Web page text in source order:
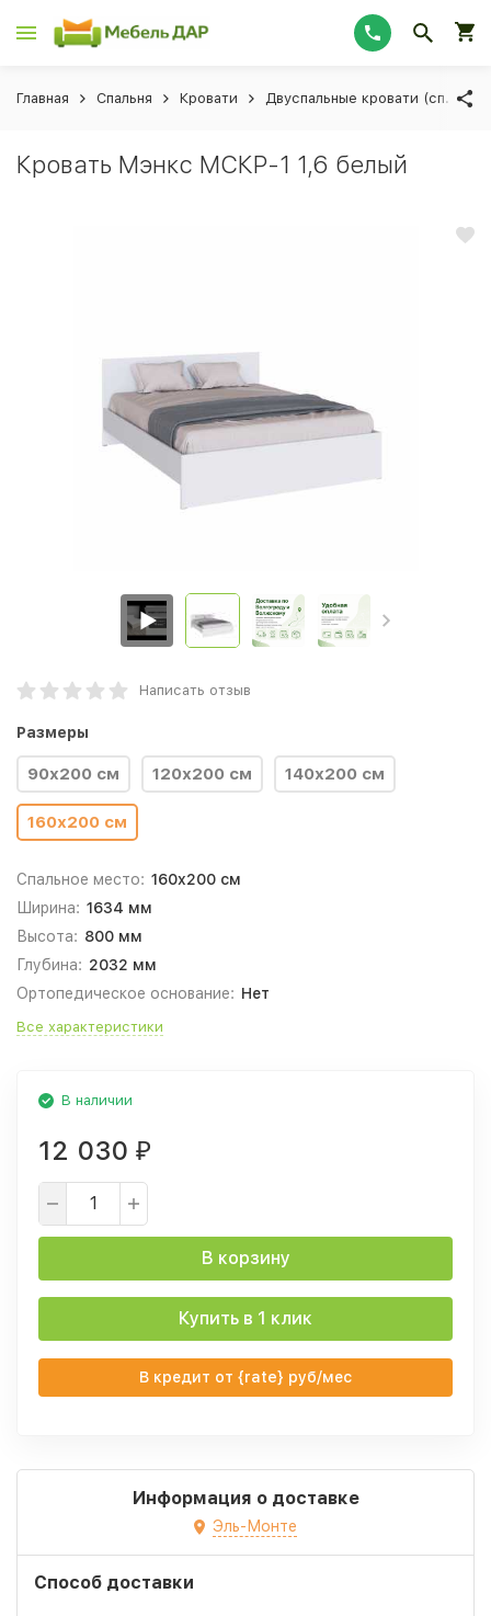
Главная Спальня Кровати Двуспальные кровати (сп.
Кровать Мэнкс МСКР-1 1,6 белый
Написать отзыв
Размеры
90х200 см 120х200 см 140х200 см
160х200 см
Спальное место: 160x200 см
Ширина: 1634 мм
Высота: 800 мм
Глубина: 2032 мм
Ортопедическое основание: Нет
Все характеристики
В наличии
12 030 ₽
В корзину
Купить в 1 клик
В кредит от {rate} руб/мес
Информация о доставке
Эль-Монте
Способ доставки